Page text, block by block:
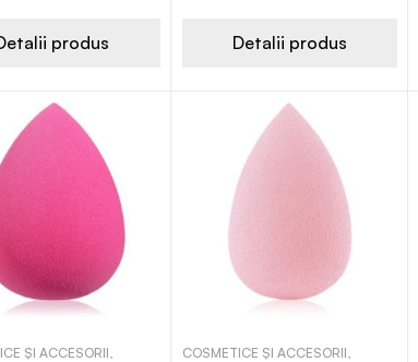
produs Detalii produs
ȘI ACCESORII,
COSMETICE ȘI ACCESORII,